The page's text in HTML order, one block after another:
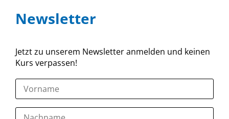
Newsletter
Jetzt zu unserem Newsletter anmelden und keinen
Kurs verpassen!